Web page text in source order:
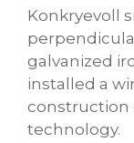
Konkryevoll
galvanized
installed a
construction
technology.